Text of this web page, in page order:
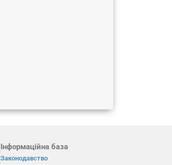
Інформаційна база
Законодавство